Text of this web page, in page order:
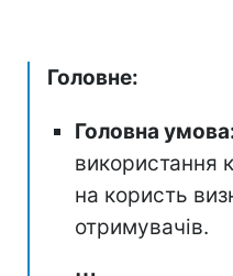
Головне:
Головна
використання
на користь
отримувачів.